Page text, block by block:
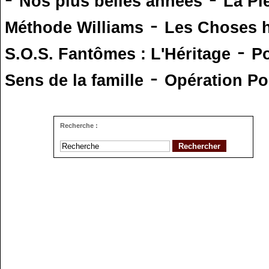
Méthode Williams - Les Choses
S.O.S. Fantômes : L'Héritage -
Sens de la famille - Opération
Recherche :